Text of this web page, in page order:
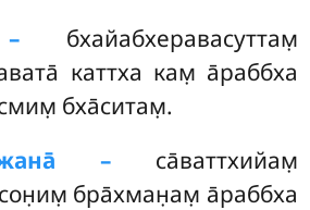
бхайабхеравасуттам̣
каттха кам̣ а̄раббха
бха̄ситам̣.
–са̄ваттхийам̣
бра̄хман̣ам̣ а̄раббха